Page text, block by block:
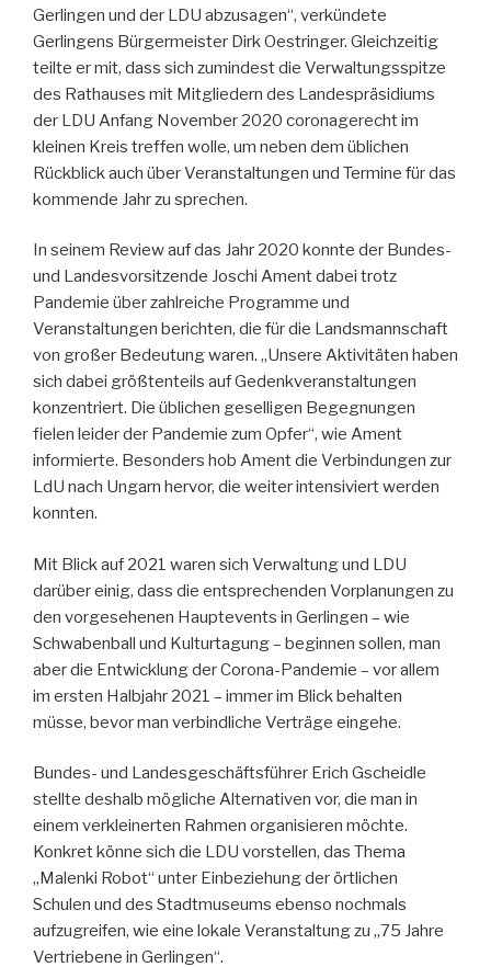
Gerlingen und der LDU abzusagen“, verkündete
Gerlingens Bürgermeister Dirk Oestringer. Gleichzeitig
teilte er mit, dass sich zumindest die Verwaltungsspitze
des Rathauses mit Mitgliedern des Landespräsidiums
der LDU Anfang November 2020 coronagerecht im
kleinen Kreis treffen wolle, um neben dem üblichen
Rückblick auch über Veranstaltungen und Termine für das
kommende Jahr zu sprechen.
In seinem Review auf das Jahr 2020 konnte der Bundes-
und Landesvorsitzende Joschi Ament dabei trotz
Pandemie über zahlreiche Programme und
Veranstaltungen berichten, die für die Landsmannschaft
von großer Bedeutung waren. „Unsere Aktivitäten haben
sich dabei größtenteils auf Gedenkveranstaltungen
konzentriert. Die üblichen geselligen Begegnungen
fielen leider der Pandemie zum Opfer“, wie Ament
informierte. Besonders hob Ament die Verbindungen zur
LdU nach Ungarn hervor, die weiter intensiviert werden
konnten.
Mit Blick auf 2021 waren sich Verwaltung und LDU
darüber einig, dass die entsprechenden Vorplanungen zu
den vorgesehenen Hauptevents in Gerlingen – wie
Schwabenball und Kulturtagung – beginnen sollen, man
aber die Entwicklung der Corona-Pandemie – vor allem
im ersten Halbjahr 2021 – immer im Blick behalten
müsse, bevor man verbindliche Verträge eingehe.
Bundes- und Landesgeschäftsführer Erich Gscheidle
stellte deshalb mögliche Alternativen vor, die man in
einem verkleinerten Rahmen organisieren möchte.
Konkret könne sich die LDU vorstellen, das Thema
„Malenki Robot“ unter Einbeziehung der örtlichen
Schulen und des Stadtmuseums ebenso nochmals
aufzugreifen, wie eine lokale Veranstaltung zu „75 Jahre
Vertriebene in Gerlingen“.